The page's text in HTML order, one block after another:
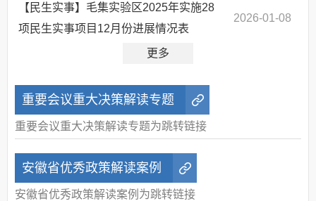
【民生实事】毛集实验区2025年实施28
项民生实事项目12月份进展情况表
2026-01-08
更多
重要会议重大决策解读专题
重要会议重大决策解读专题为跳转链接
安徽省优秀政策解读案例
安徽省优秀政策解读案例为跳转链接